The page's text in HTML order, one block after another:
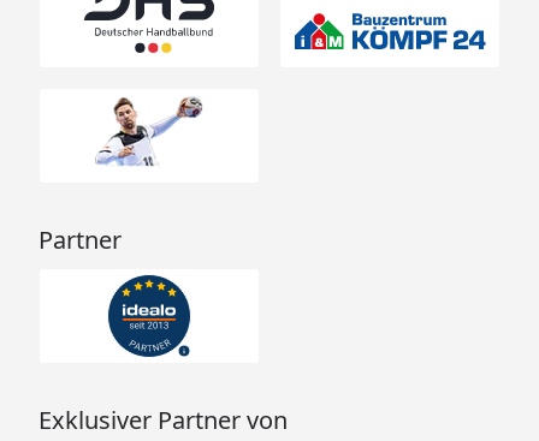
Partner
Exklusiver Partner von